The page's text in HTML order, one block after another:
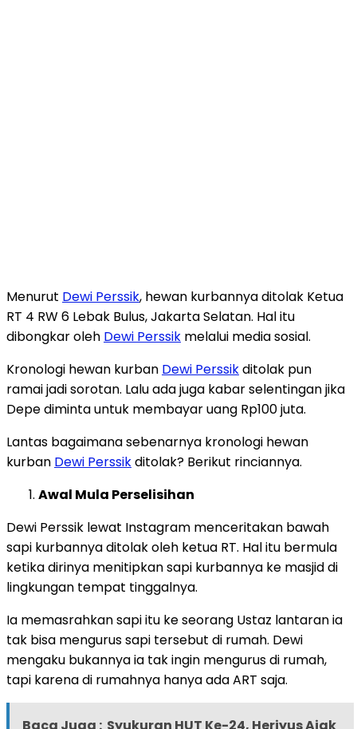
Menurut Dewi Perssik, hewan kurbannya ditolak Ketua
RT 4 RW 6 Lebak Bulus, Jakarta Selatan. Hal itu
dibongkar oleh Dewi Perssik melalui media sosial.
Kronologi hewan kurban Dewi Perssikditolak pun
ramai jadi sorotan. Lalu ada juga kabar selentingan jika
Depe diminta untuk membayar uang Rp100 juta.
Lantas bagaimana sebenarnya kronologi hewan
kurban Dewi Perssikditolak? Berikut rinciannya.
Awal Mula Perselisihan
Dewi Perssik lewat Instagram menceritakan bawah
sapi kurbannya ditolak oleh ketua RT. Hal itu bermula
ketika dirinya menitipkan sapi kurbannya ke masjid di
lingkungan tempat tinggalnya.
Ia memasrahkan sapi itu ke seorang Ustaz lantaran ia
tak bisa mengurus sapi tersebut di rumah. Dewi
mengaku bukannya ia tak ingin mengurus di rumah,
tapi karena di rumahnya hanya ada ART saja.
Baca Juga : Syukuran HUT Ke-24, Heriyus Ajak